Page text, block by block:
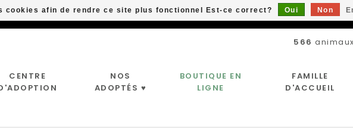
566
CENTRE
NOS
ADOPTÉS ♥
BOUTIQUE EN
LIGNE
FAMILLE
D'ACCUEIL
cookies afin de rendre ce site plus fonctionnel Est-ce correct? Oui Non
Livraison gratuite à partir de 89$*